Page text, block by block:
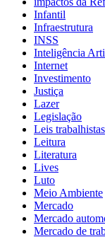
Infantil
Infraestrutura
INSS
Inteligência
Internet
Investimento
Justiça
Lazer
Legislação
Leis trabalhistas
Leitura
Literatura
Lives
Luto
Meio Ambiente
Mercado
Mercado
Mercado de